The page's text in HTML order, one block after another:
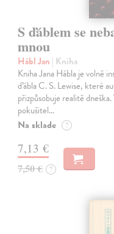
S ďáblem se
mnou
Hábl Jan | Kniha
Kniha Jana Hábla je volně
ďábla C. S. Lewise, které
přizpůsobuje realitě
pokušitel…
Na sklade ?
7,13 €
7,50 € ?